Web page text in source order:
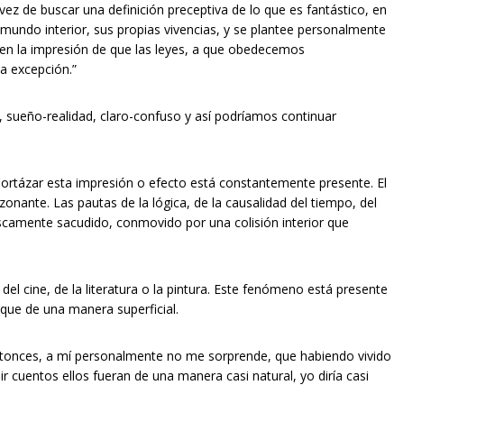
de buscar una definición preceptiva de lo que es fantástico, en
interior, sus propias vivencias, y se plantee personalmente
la impresión de que las leyes, a que obedecemos
excepción.”
realidad, claro-confuso y así podríamos continuar
esta impresión o efecto está constantemente presente. El
Las pautas de la lógica, de la causalidad del tiempo, del
sacudido, conmovido por una colisión interior que
cine, de la literatura o la pintura. Este fenómeno está presente
de una manera superficial.
a mí personalmente no me sorprende, que habiendo vivido
ellos fueran de una manera casi natural, yo diría casi